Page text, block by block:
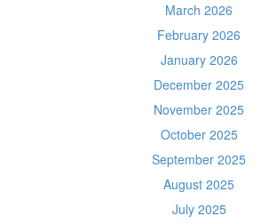
March 2026
February 2026
January 2026
December 2025
November 2025
October 2025
September 2025
August 2025
July 2025